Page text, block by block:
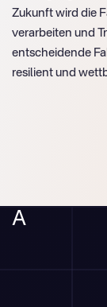
Zukunft wird die
verarbeiten und
entscheidende
resilient und
A